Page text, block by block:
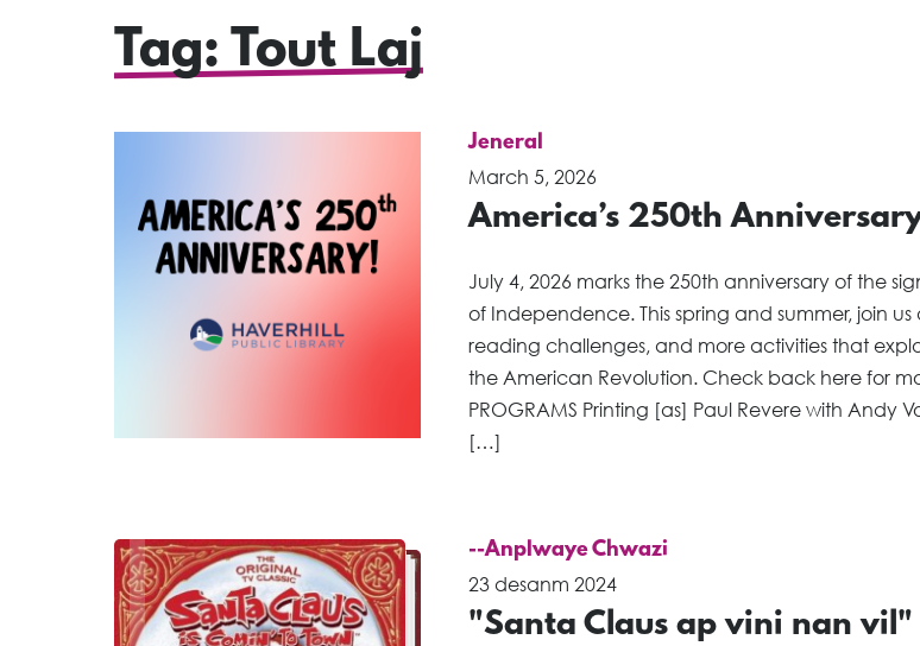
Tag: Tout Laj
Jeneral
March 5, 2026
America’s 250th
July 4, 2026 marks the 250th anniversary of the
of Independence. This spring and summer, join us
reading challenges, and more activities that
the American Revolution. Check back here for
PROGRAMS Printing [as] Paul Revere with Andy
[…]
--Anplwaye Chwazi
23 desanm 2024
"Santa Claus ap vini nan vil"